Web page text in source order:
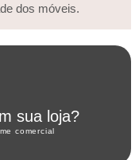
dos móveis.
sua loja?
comercial